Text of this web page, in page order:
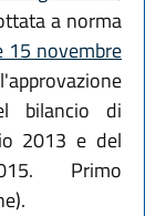
a norma
15 novembre
bilancio di
2013 e del
Primo